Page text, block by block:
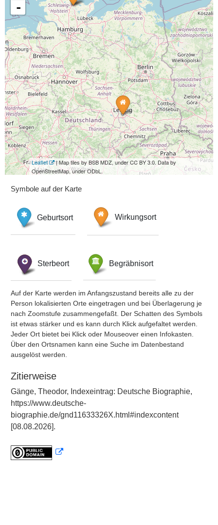
-
Leaflet
| Map tiles by BSB MDZ, under CC BY 3.0. Data by
OpenStreetMap, under ODbL.
Symbole auf der Karte
Geburtsort Wirkungsort
Sterbeort Begräbnisort
Auf der Karte werden im Anfangszustand bereits alle zu der
Person lokalisierten Orte eingetragen und bei Überlagerung je
nach Zoomstufe zusammengefaßt. Der Schatten des Symbols
ist etwas stärker und es kann durch Klick aufgefaltet werden.
Jeder Ort bietet bei Klick oder Mouseover einen Infokasten.
Über den Ortsnamen kann eine Suche im Datenbestand
ausgelöst werden.
Zitierweise
Gänge, Theodor, Indexeintrag: Deutsche Biographie,
https://www.deutsche-
biographie.de/gnd11633326X.html#indexcontent
[08.08.2026].